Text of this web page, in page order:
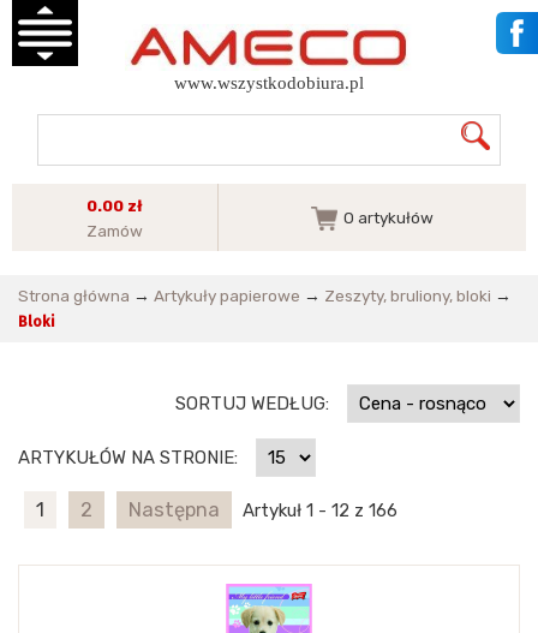
www.wszystkodobiura.pl
0.00 zł
Zamów
0 artykułów
Strona główna → Artykuły papierowe → Zeszyty, bruliony, bloki →
Bloki
SORTUJ WEDŁUG:
ARTYKUŁÓW NA STRONIE:
1 2 Następna Artykuł 1 - 12 z 166